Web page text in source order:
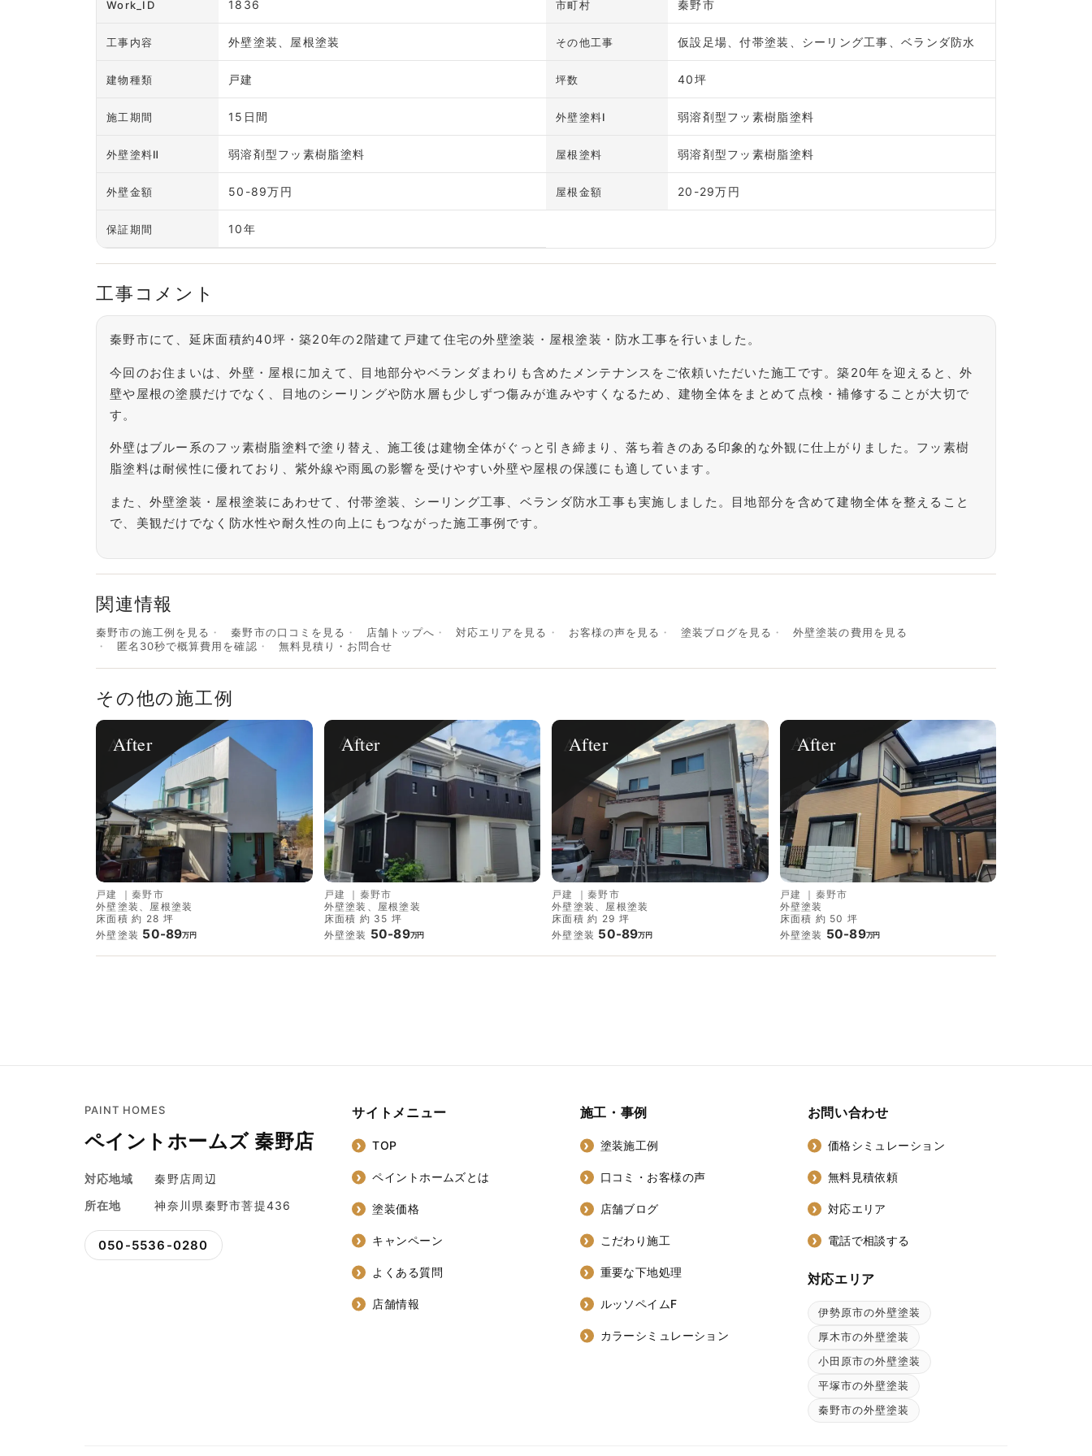
Work_ID 1836 市町村 秦野市
工事内容 外壁塗装、屋根塗装 その他工事 仮設足場、付帯塗装、シーリング工事、ベランダ防水
建物種類 戸建 坪数 40坪
施工期間 15日間 外壁塗料Ⅰ 弱溶剤型フッ素樹脂塗料
外壁塗料Ⅱ 弱溶剤型フッ素樹脂塗料 屋根塗料 弱溶剤型フッ素樹脂塗料
外壁金額 50-89万円 屋根金額 20-29万円
保証期間 10年
工事コメント
秦野市にて、延床面積約40坪・築20年の2階建て戸建て住宅の外壁塗装・屋根塗装・防水工事を行いました。
今回のお住まいは、外壁・屋根に加えて、目地部分やベランダまわりも含めたメンテナンスをご依頼いただいた施工です。築20年を迎えると、外
壁や屋根の塗膜だけでなく、目地のシーリングや防水層も少しずつ傷みが進みやすくなるため、建物全体をまとめて点検・補修することが大切で
す。
外壁はブルー系のフッ素樹脂塗料で塗り替え、施工後は建物全体がぐっと引き締まり、落ち着きのある印象的な外観に仕上がりました。フッ素樹
脂塗料は耐候性に優れており、紫外線や雨風の影響を受けやすい外壁や屋根の保護にも適しています。
また、外壁塗装・屋根塗装にあわせて、付帯塗装、シーリング工事、ベランダ防水工事も実施しました。目地部分を含めて建物全体を整えること
で、美観だけでなく防水性や耐久性の向上にもつながった施工事例です。
関連情報
秦野市の施工例を見る 秦野市の口コミを見る 店舗トップへ 対応エリアを見る お客様の声を見る 塗装ブログを見る
外壁塗装の費用を見る
匿名30秒で概算費用を確認
無料見積り・お問合せ
その他の施工例
After
戸建 ｜秦野市
外壁塗装、屋根塗装
床面積 約 28 坪
外壁塗装 50-89万円
After
戸建 ｜ 秦野市
外壁塗装、屋根塗装
床面積 約 35 坪
外壁塗装 50-89万円
After
戸建 ｜秦野市
外壁塗装、屋根塗装
床面積 約 29 坪
外壁塗装 50-89万円
After
戸建 ｜ 秦野市
外壁塗装
床面積 約 50 坪
外壁塗装 50-89万円
PAINT HOMES
ペイントホームズ 秦野店
対応地域
秦野店周辺
所在地
神奈川県秦野市菩提436
050-5536-0280
サイトメニュー
TOP
ペイントホームズとは
塗装価格
キャンペーン
よくある質問
店舗情報
施工・事例
塗装施工例
口コミ・お客様の声
店舗ブログ
こだわり施工
重要な下地処理
ルッソペイムF
カラーシミュレーション
お問い合わせ
価格シミュレーション
無料見積依頼
対応エリア
電話で相談する
対応エリア
伊勢原市の外壁塗装
厚木市の外壁塗装
小田原市の外壁塗装
平塚市の外壁塗装
秦野市の外壁塗装